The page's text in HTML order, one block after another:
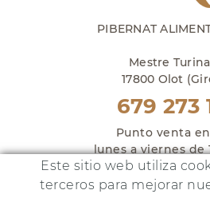
PIBERNAT
Mestre
17800 Olot
679 273
Punto venta
lunes a viernes de
y sábados de
Este sitio web utiliza
terceros para mejorar